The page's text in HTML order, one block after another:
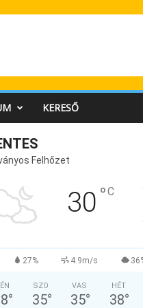
KERESŐ
Felhőzet
30 °C
27% 4.9m/s
°
SZO
35°
VAS
35°
HÉT
38°